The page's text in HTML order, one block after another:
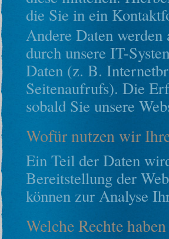
die Sie in ein
Andere Daten
durch unsere IT-
Daten (z. B.
Seitenaufrufs). Die
sobald Sie unsere
Wofür nutzen wir
Ein Teil der Daten
Bereitstellung der
können zur Analyse
Welche Rechte